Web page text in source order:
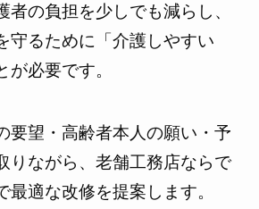
者の負担を少しでも減らし、
守るために「介護しやすい
が必要です。
要望・高齢者本人の願い・予
りながら、老舗工務店ならで
最適な改修を提案します。